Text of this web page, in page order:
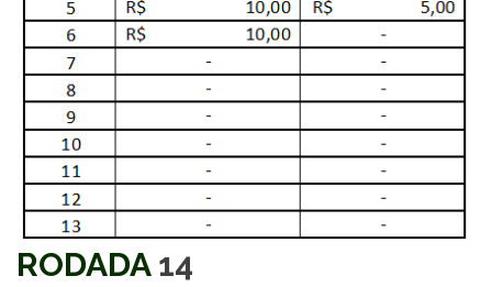
RODADA 14